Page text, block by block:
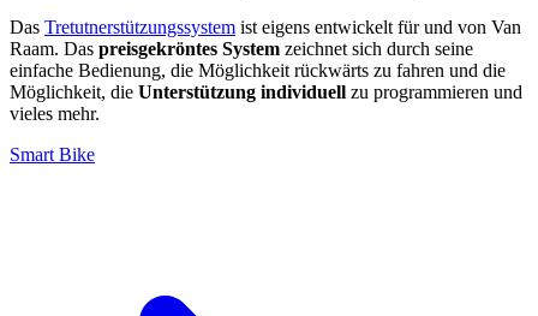
Das Tretutnerstützungssystem ist eigens entwickelt für und von Van
Raam. Das preisgekröntes System zeichnet sich durch seine
einfache Bedienung, die Möglichkeit rückwärts zu fahren und die
Möglichkeit, die Unterstützung individuell zu programmieren und
vieles mehr.
Smart Bike